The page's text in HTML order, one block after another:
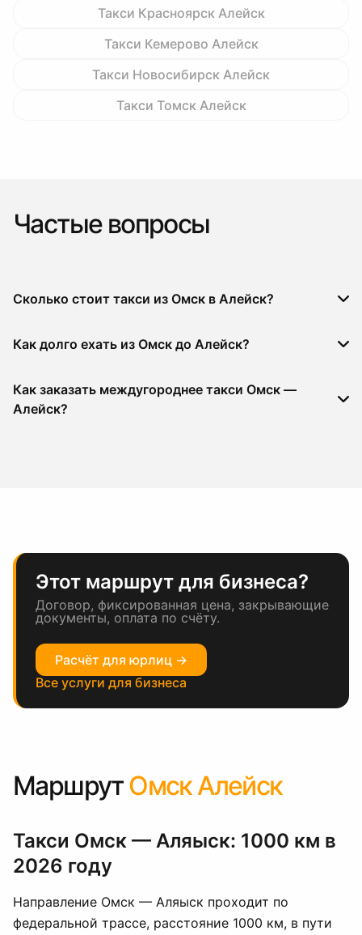
Такси Красноярск Алейск
Такси Кемерово Алейск
Такси Новосибирск Алейск
Такси Томск Алейск
Частые вопросы
Сколько стоит такси из Омск в Алейск?
Как долго ехать из Омск до Алейск?
Как заказать междугороднее такси Омск —
Алейск?
Этот маршрут для бизнеса?
Договор, фиксированная цена, закрывающие
документы, оплата по счёту.
Расчёт для юрлиц →
Все услуги для бизнеса
МаршрутОмск Алейск
Такси Омск — Аляыск: 1000 км в
2026 году
Направление Омск — Аляыск проходит по
федеральной трассе, расстояние 1000 км, в пути